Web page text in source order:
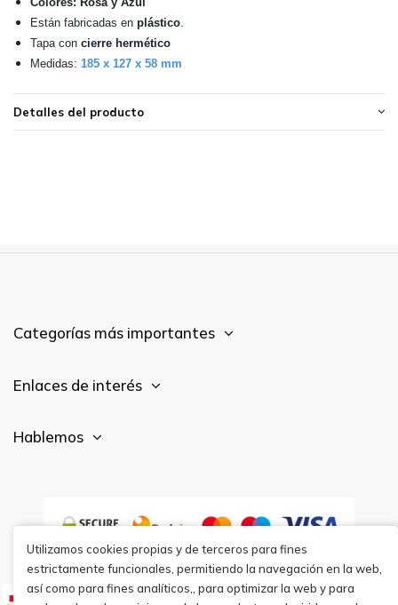
Están fabricadas en plástico.
Tapa con cierre hermético
Medidas: 185 x 127 x 58 mm
Detalles del producto
Categorías más importantes
Enlaces de interés
Hablemos
Utilizamos cookies propias y de terceros para fines
estrictamente funcionales, permitiendo la navegación en la web,
así como para fines analíticos,, para optimizar la web y para